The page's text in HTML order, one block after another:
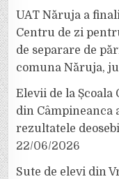
UAT Năruja a
Centru de zi
de separare de
comuna Năruja,
Elevii de la Școala
din Câmpineanca
rezultatele
22/06/2026
Sute de elevi din